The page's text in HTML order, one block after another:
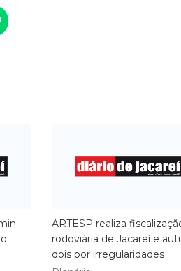
ARTESP realiza
rodoviária de Jacareí e
dois por irregularidades